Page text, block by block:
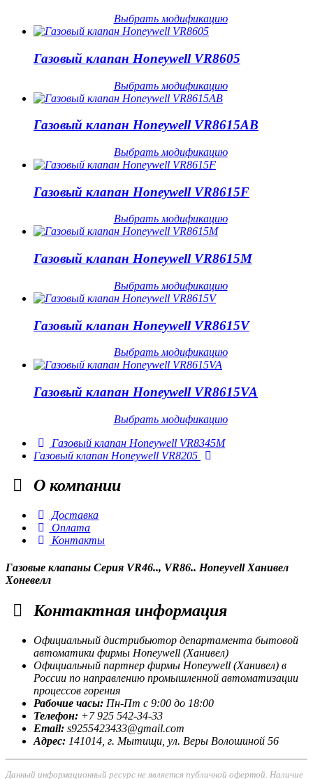
Выбрать модификацию
Газовый клапан Honeywell VR8605
Выбрать модификацию
Газовый клапан Honeywell VR8615AB
Выбрать модификацию
Газовый клапан Honeywell VR8615F
Выбрать модификацию
Газовый клапан Honeywell VR8615M
Выбрать модификацию
Газовый клапан Honeywell VR8615V
Выбрать модификацию
Газовый клапан Honeywell VR8615VA
Выбрать модификацию
Газовый клапан Honeywell VR8345M
Газовый клапан Honeywell VR8205
Окомпании
Доставка
Оплата
Контакты
Газовые клапаны Серия VR46.., VR86.. Honeyvell Ханивел
Хоневелл
Контактнаяинформация
Официальный дистрибьютор департамента бытовой
автоматики фирмы Honeywell (Ханивел)
Официальный партнер фирмы Honeywell (Ханивел) в
России по направлению промышленной автоматизации
процессов горения
Рабочие часы: Пн-Пт с 9:00 до 18:00
Телефон: +7 925 542-34-33
Email: s9255423433@gmail.com
Адрес: 141014, г. Мытищи , ул. Веры Волошиной 56
Данный информационный ресурс не является публичной офертой. Наличие